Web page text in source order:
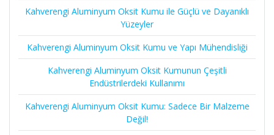
Kahverengi Aluminyum Oksit Kumu ile Güçlü ve Dayanıklı
Yüzeyler
Kahverengi Aluminyum Oksit Kumu ve Yapı Mühendisliği
Kahverengi Aluminyum Oksit Kumunun Çeşitli
Endüstrilerdeki Kullanımı
Kahverengi Aluminyum Oksit Kumu: Sadece Bir Malzeme
Değil!